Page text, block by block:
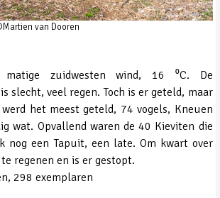
van Dooren
matige zuidwesten wind, 16 ⁰C. De
slecht, veel regen. Toch is er geteld, maar
het meest geteld, 74 vogels, Kneuen
wat. Opvallend waren de 40 Kieviten die
nog een Tapuit, een late. Om kwart over
regenen en is er gestopt.
298 exemplaren